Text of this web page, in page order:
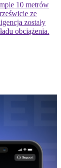
10 metrów
ze
zostały
obciążenia.